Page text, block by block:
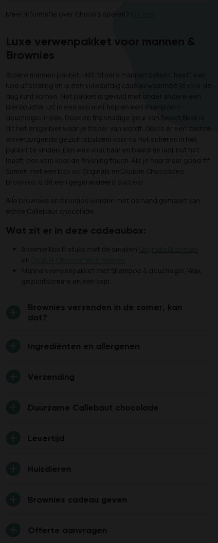
Meer informatie over Choco's sparen?
Luxe verwenpakket voor mannen &
Brownies
Stoere mannen pakket. Hét ‘Stoere mannen pakket’ heeft een
luxe uitstraling en is een volwaardig cadeau waarmee je voor de
dag kunt komen. Het pakket is gevuld met onder andere een
bierdouche. Dit is een sop met hop en een shampoo +
douchegel in één. Door de fris kruidige geur van Sweet Basil is
dit het enige bier waar je frisser van wordt. Ook is er een zachte
en verzorgende gezichtsbalsem voor na het scheren in het
pakket te vinden. Een wax voor haar en baard én last but not
least; een kam voor de finishing touch. Als je haar maar goed zit.
Samen met een box vol Originals en Double Chocolates
brownies is dit een gegarandeerd succes!
Alle brownies en blondies worden met de hand gemaakt van
echte Callebaut chocolade.
Wat zit er in deze cadeaubox:
Brownie Box 6 stuks met de smaken
en
Mannen verwenpakket met Shampoo & douchegel, Wax,
gezichtscreme en een kam.
Brownies verzenden in de zomer, kan
dat?
Ingrediënten en allergenen
Verzending
Duurzame Callebaut chocolade
Levertijd
Huisdieren
Brownies cadeau geven
Offerte aanvragen